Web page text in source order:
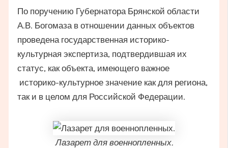
По поручению Губернатора Брянской области
А.В. Богомаза в отношении данных объектов
проведена государственная историко-
культурная экспертиза, подтвердившая их
статус, как объекта, имеющего важное
историко-культурное значение как для региона,
так и в целом для Российской Федерации.
Лазарет для военнопленных.